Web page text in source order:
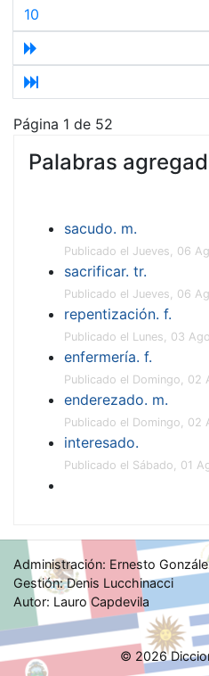
10
Página 1 de 52
Palabras
sacudo. m.
Publicado el Jueves, 06
sacrificar. tr.
Publicado el Jueves, 06
repentización. f.
Publicado el Lunes, 03
enfermería. f.
Publicado el Domingo, 02
enderezado. m.
Publicado el Domingo, 02
interesado.
Publicado el Sábado, 01
Administración: Ernesto
Gestión: Denis Lucchinacci
Autor: Lauro Capdevila
© 2026